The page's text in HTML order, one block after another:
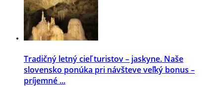
Tradičný letný cieľ turistov – jaskyne. Naše
slovensko ponúka pri návšteve veľký bonus –
príjemné ...